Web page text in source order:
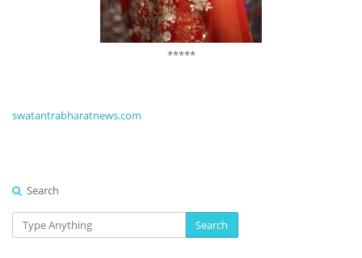
*****
swatantrabharatnews.com
Search
Search